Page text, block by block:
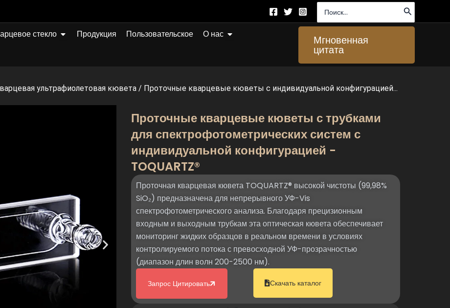
стекло Открыто Quartz Glass
Продукция Пользовательское О нас Открыто About Us
Мгновенная
цитата
ультрафиолетовая кювета / Проточные кварцевые кюветы с индивидуальной конфигурацией...
Проточные кварцевые кюветы с трубками
для спектрофотометрических систем с
индивидуальной конфигурацией -
TOQUARTZ®
Проточная кварцевая кювета TOQUARTZ® высокой чистоты (99,98%
SiO₂) предназначена для непрерывного УФ-Vis
спектрофотометрического анализа. Благодаря прецизионным
входным и выходным трубкам эта оптическая кювета обеспечивает
мониторинг жидких образцов в реальном времени в условиях
контролируемого потока с превосходной УФ-прозрачностью
(диапазон длин волн 200-2500 нм).
Запрос Цитировать Скачать каталог